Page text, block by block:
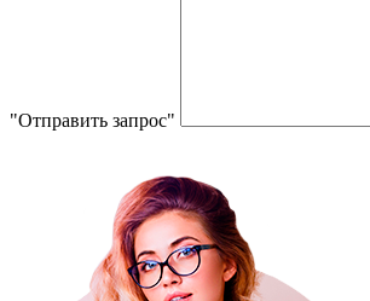
"Отправить запрос"